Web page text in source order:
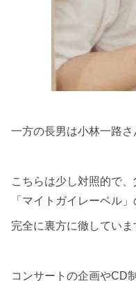
一方の長男は小林一路さ
こちらは少し対照的で
「マイトガイレーベル
完全に裏方に徹していま
コンサートの企画やCD